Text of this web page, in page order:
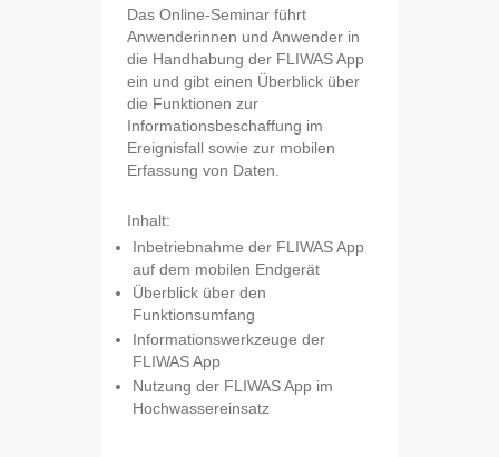
Das Online-Seminar führt
Anwenderinnen und Anwender in
die Handhabung der FLIWAS App
ein und gibt einen Überblick über
die Funktionen zur
Informationsbeschaffung im
Ereignisfall sowie zur mobilen
Erfassung von Daten.
Inhalt:
Inbetriebnahme der FLIWAS App
auf dem mobilen Endgerät
Überblick über den
Funktionsumfang
Informationswerkzeuge der
FLIWAS App
Nutzung der FLIWAS App im
Hochwassereinsatz